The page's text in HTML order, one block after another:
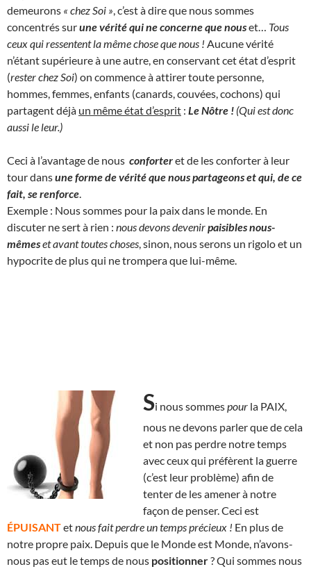
demeurons « chez Soi » , c’est à dire que nous sommes
concentrés surune vérité qui ne concerne que nouset… Tous
ceux qui ressentent la même chose que nous ! Aucune vérité
n’étant supérieure à une autre, en conservant cet état d’esprit
(rester chez Soi) on commence à attirer toute personne,
hommes, femmes, enfants (canards, couvées, cochons) qui
partagent déjà un même état d’esprit : Le Nôtre ! (Qui est donc
aussi le leur.)
Ceci à l’avantage de nous conforteret de les conforter à leur
tour dansune forme de vérité que nous partageons et qui, de ce
fait, se renforce
Exemple : Nous sommes pour la paix dans le monde. En
discuter ne sert à rien : nous devons devenirpaisibles nous-
mêmeset avant toutes choses , sinon, nous serons un rigolo et un
hypocrite de plus qui ne trompera que lui-même.
Si nous sommespour la PAIX,
nous ne devons parler que de cela
et non pas perdre notre temps
avec ceux qui préfèrent la guerre
(c’est leur problème) afin de
tenter de les amener à notre
façon de penser. Ceci est
ÉPUISANTetnous fait perdre un temps précieux ! En plus de
notre propre paix. Depuis que le Monde est Monde, n’avons-
nous pas eut le temps de nous positionner? Qui sommes nous